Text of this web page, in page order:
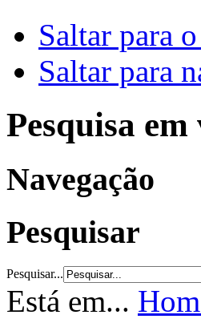
Saltar para
Saltar para
Pesquisa
Navegação
Pesquisar
Pesquisar...
Está em...